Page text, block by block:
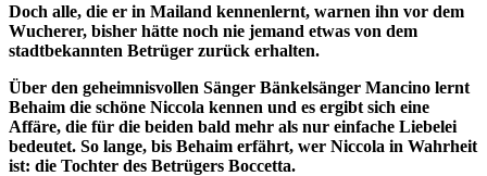
Doch alle, die er in Mailand kennenlernt, warnen ihn vor dem
Wucherer, bisher hätte noch nie jemand etwas von dem
stadtbekannten Betrüger zurück erhalten.
Über den geheimnisvollen Sänger Bänkelsänger Mancino lernt
Behaim die schöne Niccola kennen und es ergibt sich eine
Affäre, die für die beiden bald mehr als nur einfache Liebelei
bedeutet. So lange, bis Behaim erfährt, wer Niccola in Wahrheit
ist: die Tochter des Betrügers Boccetta.